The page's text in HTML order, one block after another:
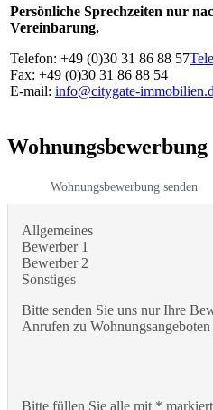
Persönliche Sprechzeiten nur
Vereinbarung.
Telefon: +49 (0)30 31 86 88 57
Fax: +49 (0)30 31 86 88 54
E-mail: info@citygate-
Wohnungsbewerbung
Wohnungsbewerbung senden
Allgemeines
Bewerber 1
Bewerber 2
Sonstiges
Bitte senden Sie uns nur Ihre
Anrufen zu
Bitte füllen Sie alle mit *